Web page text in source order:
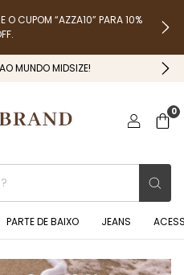
O CUPOM “AZZA10” PARA 10%
MUNDO MIDSIZE!
0
PARTE DE BAIXO JEANS